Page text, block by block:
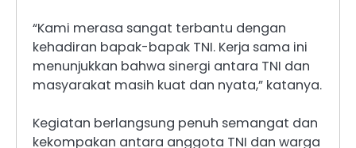
“Kami merasa sangat terbantu dengan
kehadiran bapak-bapak TNI. Kerja sama ini
menunjukkan bahwa sinergi antara TNI dan
masyarakat masih kuat dan nyata,” katanya.
Kegiatan berlangsung penuh semangat dan
kekompakan antara anggota TNI dan warga